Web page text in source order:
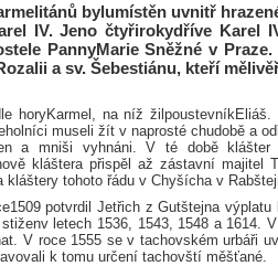
bylumístěn uvnitř
IV. Jeno čtyřirokydříve Karel
PannyMarie Sněžné v
a sv. Šebestiánu, kteří
horyKarmel, na níž
museli žít v naprosté chudobě a
a mniši vyhnáni. V té době klášter
kláštera přispěl až zástavní majitel
tohoto řádu v Chyšícha v
potvrdil Jetřich z Gutštejna
letech 1536, 1543, 1548 a 1614.
V roce 1555 se v tachovském urbáři
k tomu určení tachovští měšťané.